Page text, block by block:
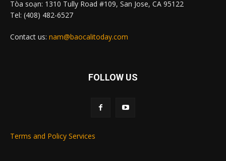
Tòa soạn: 1310 Tully Road #109, San Jose, CA 95122
Tel: (408) 482-6527
Contact us: nam@baocalitoday.com
FOLLOW US
Terms and Policy Services